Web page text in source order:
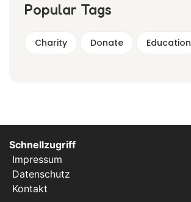
Popular Tags
Charity Donate Education
Schnellzugriff
Impressum
Datenschutz
Kontakt